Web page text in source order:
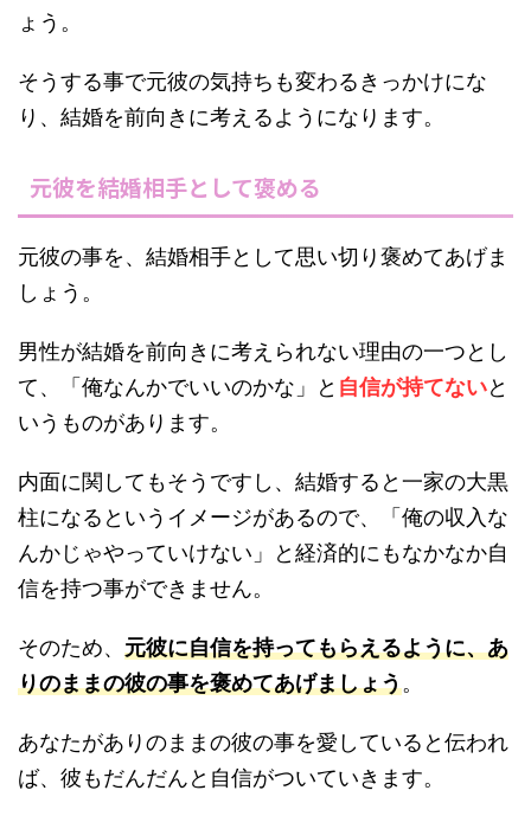
ょう。
そうする事で元彼の気持ちも変わるきっかけにな
り、結婚を前向きに考えるようになります。
元彼を結婚相手として褒める
元彼の事を、結婚相手として思い切り褒めてあげま
しょう。
男性が結婚を前向きに考えられない理由の一つとし
て、「俺なんかでいいのかな」と 自信が持てないと
いうものがあります。
内面に関してもそうですし、結婚すると一家の大黒
柱になるというイメージがあるので、「俺の収入な
んかじゃやっていけない」と経済的にもなかなか自
信を持つ事ができません。
そのため、 元彼に自信を持ってもらえるように、あ
りのままの彼の事を褒めてあげましょう。
あなたがありのままの彼の事を愛していると伝われ
ば、彼もだんだんと自信がついていきます。